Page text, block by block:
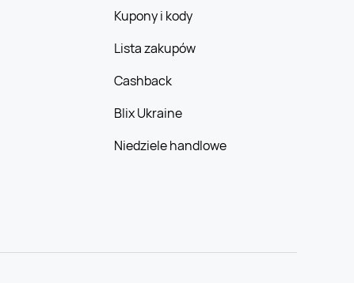
Kupony i kody
Lista zakupów
Cashback
Blix Ukraine
Niedziele handlowe